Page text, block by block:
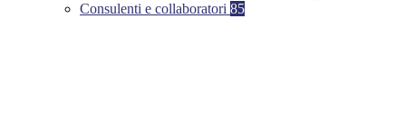
Consulenti e collaboratori 85